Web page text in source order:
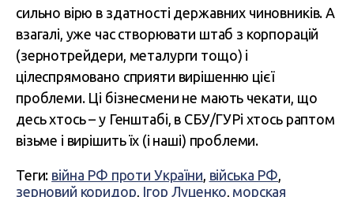
сильно вірю в здатності державних чиновників. А
взагалі, уже час створювати штаб з корпорацій
(зернотрейдери, металурги тощо) і
цілеспрямовано сприяти вирішенню цієї
проблеми. Ці бізнесмени не мають чекати, що
десь хтось – у Генштабі, в СБУ/ГУРі хтось раптом
візьме і вирішить їх (і наші) проблеми.
Теги: війна РФ проти України війська РФ
зерновий коридор Ігор Луценко морская